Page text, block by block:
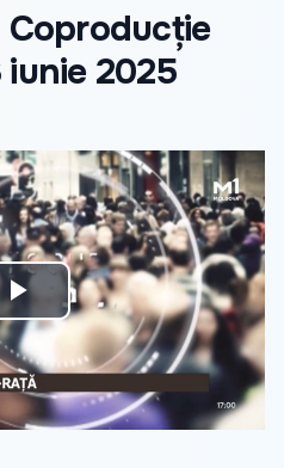
Coproducție
2025
Play
Video